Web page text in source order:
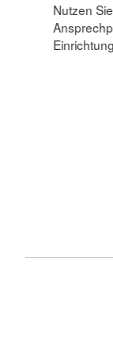
Nutzen